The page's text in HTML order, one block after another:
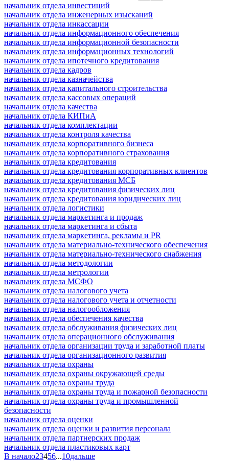
начальник отдела инвестиций
начальник отдела инженерных изысканий
начальник отдела инкассации
начальник отдела информационного обеспечения
начальник отдела информационной безопасности
начальник отдела информационных технологий
начальник отдела ипотечного кредитования
начальник отдела кадров
начальник отдела казначейства
начальник отдела капитального строительства
начальник отдела кассовых операций
начальник отдела качества
начальник отдела КИПиА
начальник отдела комплектации
начальник отдела контроля качества
начальник отдела корпоративного бизнеса
начальник отдела корпоративного страхования
начальник отдела кредитования
начальник отдела кредитования корпоративных клиентов
начальник отдела кредитования МСБ
начальник отдела кредитования физических лиц
начальник отдела кредитования юридических лиц
начальник отдела логистики
начальник отдела маркетинга и продаж
начальник отдела маркетинга и сбыта
начальник отдела маркетинга, рекламы и PR
начальник отдела материально-технического обеспечения
начальник отдела материально-технического снабжения
начальник отдела методологии
начальник отдела метрологии
начальник отдела МСФО
начальник отдела налогового учета
начальник отдела налогового учета и отчетности
начальник отдела налогообложения
начальник отдела обеспечения качества
начальник отдела обслуживания физических лиц
начальник отдела операционного обслуживания
начальник отдела организации труда и заработной платы
начальник отдела организационного развития
начальник отдела охраны
начальник отдела охраны окружающей среды
начальник отдела охраны труда
начальник отдела охраны труда и пожарной безопасности
начальник отдела охраны труда и промышленной
безопасности
начальник отдела оценки
начальник отдела оценки и развития персонала
начальник отдела партнерских продаж
начальник отдела пластиковых карт
В начало23456...10дальше